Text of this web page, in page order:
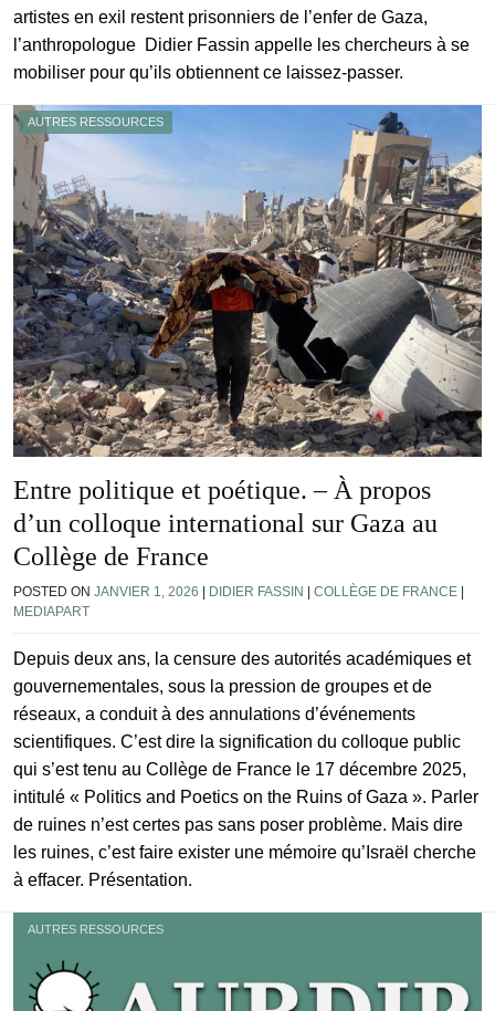
artistes en exil restent prisonniers de l’enfer de Gaza,
l’anthropologue Didier Fassin appelle les chercheurs à se
mobiliser pour qu’ils obtiennent ce laissez-passer.
AUTRES RESSOURCES
Entre politique et poétique. – À propos
d’un colloque international sur Gaza au
Collège de France
POSTED ON JANVIER 1, 2026 | DIDIER FASSIN | COLLÈGE DE FRANCE |
MEDIAPART
Depuis deux ans, la censure des autorités académiques et
gouvernementales, sous la pression de groupes et de
réseaux, a conduit à des annulations d’événements
scientifiques. C’est dire la signification du colloque public
qui s’est tenu au Collège de France le 17 décembre 2025,
intitulé « Politics and Poetics on the Ruins of Gaza ». Parler
de ruines n’est certes pas sans poser problème. Mais dire
les ruines, c’est faire exister une mémoire qu’Israël cherche
à effacer. Présentation.
AUTRES RESSOURCES